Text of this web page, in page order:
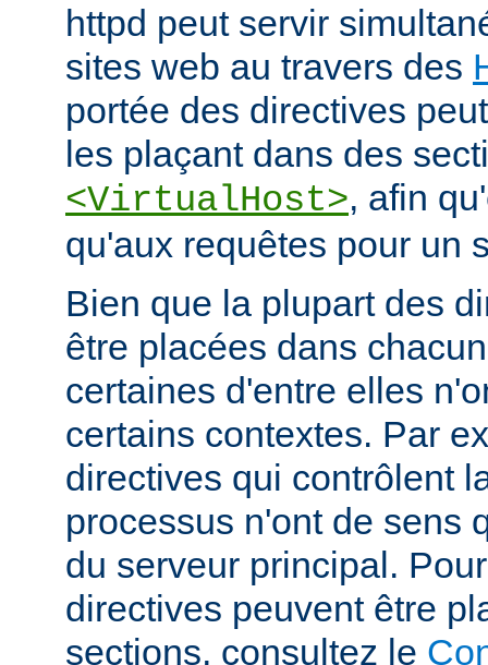
httpd peut servir
sites web au travers des
portée des directives
les plaçant dans des
<VirtualHost>, afin
qu'aux requêtes pour un
Bien que la plupart des
être placées dans
certaines d'entre elles
certains contextes. Par
directives qui contrôlent
processus n'ont de sens
du serveur principal.
directives peuvent être
sections, consultez le